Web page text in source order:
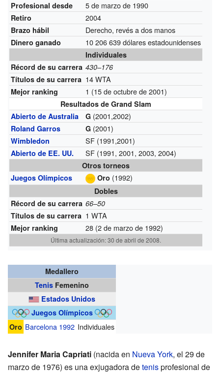
Profesional desde 5 de marzo de 1990
Retiro 2004
Brazo hábil Derecho, revés a dos manos
Dinero ganado 10 206 639 dólares estadounidenses
Individuales
Récord de su carrera 430–176
Títulos de su carrera 14 WTA
Mejor ranking 1 (15 de octubre de 2001)
Resultados de Grand Slam
Abierto de Australia
G (2001,2002)
Roland Garros G (2001)
Wimbledon SF (1991,2001)
Abierto de EE. UU. SF (1991, 2001, 2003, 2004)
Otros torneos
Juegos Olímpicos
Oro (1992)
Dobles
Récord de su carrera 66–50
Títulos de su carrera 1 WTA
Mejor ranking 28 (2 de marzo de 1992)
Última actualización: 30 de abril de 2008.
Medallero
Tenis Femenino
Estados Unidos
Juegos Olímpicos
Oro Barcelona 1992 Individuales
Jennifer Maria Capriati (nacida en Nueva York, el 29 de
marzo de 1976) es una exjugadora detenisprofesional de